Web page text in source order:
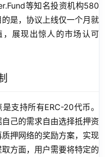
等知名投资机构580
是，协议上线仅一个月就
展现出惊人的市场认可
支持所有ERC-20代币。
己的需求自由选择抵押资
押网络的奖励方案，实现
方面，用户需要将特定的